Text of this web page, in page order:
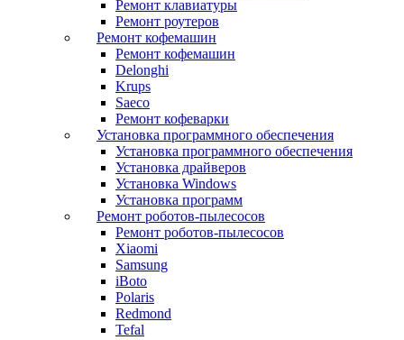
Ремонт клавиатуры
Ремонт роутеров
Ремонт кофемашин
Ремонт кофемашин
Delonghi
Krups
Saeco
Ремонт кофеварки
Установка программного обеспечения
Установка программного обеспечения
Установка драйверов
Установка Windows
Установка программ
Ремонт роботов-пылесосов
Ремонт роботов-пылесосов
Xiaomi
Samsung
iBoto
Polaris
Redmond
Tefal